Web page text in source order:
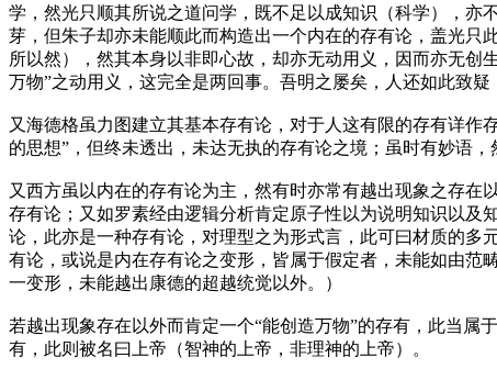
学，然光只顺其所说之道问学，既不足以成知识（科学），亦
芽，但朱子却亦未能顺此而构造出一个内在的存有论，盖光只
所以然），然其本身以非即心故，却亦无动用义，因而亦无创
万物”之动用义，这完全是两回事。吾明之屡矣，人还如此致
又海德格虽力图建立其基本存有论，对于人这有限的存有详作
的思想”，但终未透出，未达无执的存有论之境；虽时有妙语，
又西方虽以内在的存有论为主，然有时亦常有越出现象之存在
存有论；又如罗素经由逻辑分析肯定原子性以为说明知识以及
论，此亦是一种存有论，对理型之为形式言，此可曰材质的
有论，或说是内在存有论之变形，皆属于假定者，未能如由范
一变形，未能越出康德的超越统觉以外。）
若越出现象存在以外而肯定一个“能创造万物”的存有，此当
有，此则被名曰上帝（智神的上帝，非理神的上帝）。